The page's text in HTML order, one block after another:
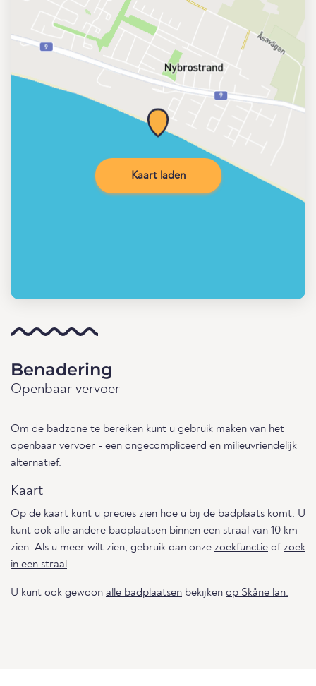
Kaart laden
Benadering
Openbaar vervoer
Om de badzone te bereiken kunt u gebruik maken van het
openbaar vervoer - een ongecompliceerd en milieuvriendelijk
alternatief.
Kaart
Op de kaart kunt u precies zien hoe u bij de badplaats komt. U
kunt ook alle andere badplaatsen binnen een straal van 10 km
zien. Als u meer wilt zien, gebruik dan onze zoekfunctie ofzoek
in een straal.
U kunt ook gewoon alle badplaatsen bekijken op Skåne län.